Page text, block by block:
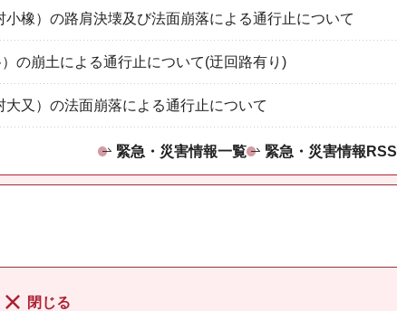
橡）の路肩決壊及び法面崩落による通行止について
の崩土による通行止について(迂回路有り)
又）の法面崩落による通行止について
緊急・災害情報一覧 緊急・災害情報RSS
閉じる